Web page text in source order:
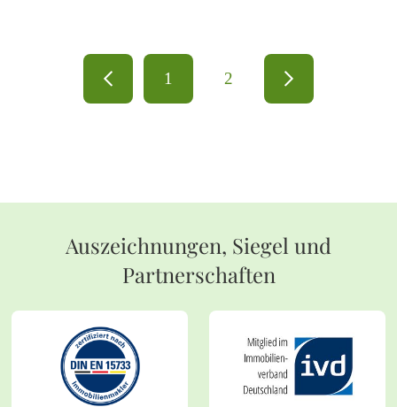
1 2
Auszeichnungen, Siegel und
Partnerschaften